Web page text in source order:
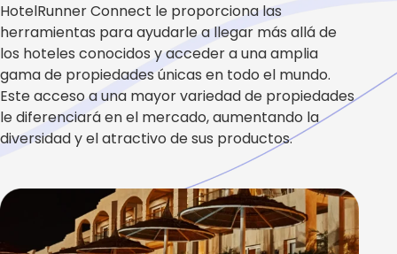
HotelRunner Connect le proporciona las
herramientas para ayudarle a llegar más allá de
los hoteles conocidos y acceder a una amplia
gama de propiedades únicas en todo el mundo.
Este acceso a una mayor variedad de propiedades
le diferenciará en el mercado, aumentando la
diversidad y el atractivo de sus productos.